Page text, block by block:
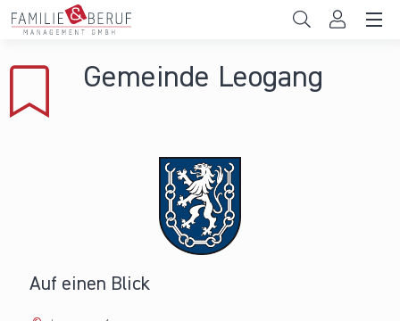
Direkt zum Inhalt
Gemeinden
Gemeinde Leogang
Auf einen Blick